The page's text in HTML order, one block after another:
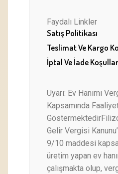
Faydalı Linkler
Satış Politikası
Teslimat Ve Kargo
İptal Ve İade
Uyarı: Ev Hanımı
Kapsamında
Gelir Vergisi
9/10 maddesi
üretim yapan ev
çalışmakta olup,